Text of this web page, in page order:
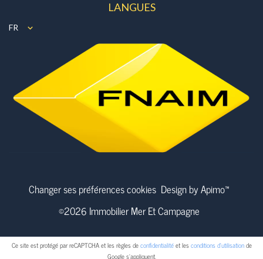
LANGUES
FR
Changer ses préférences cookies Design byApimo™
©2026 Immobilier Mer Et Campagne
Ce site est protégé par reCAPTCHA et les règles deconfidentialitéet lesconditions d'utilisationde
Google s'appliquent.